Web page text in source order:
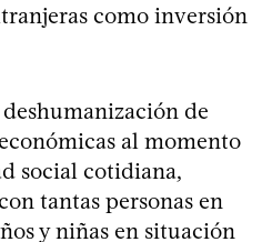
como inversión
de
al momento
social cotidiana,
tantas personas en
y niñas en situación